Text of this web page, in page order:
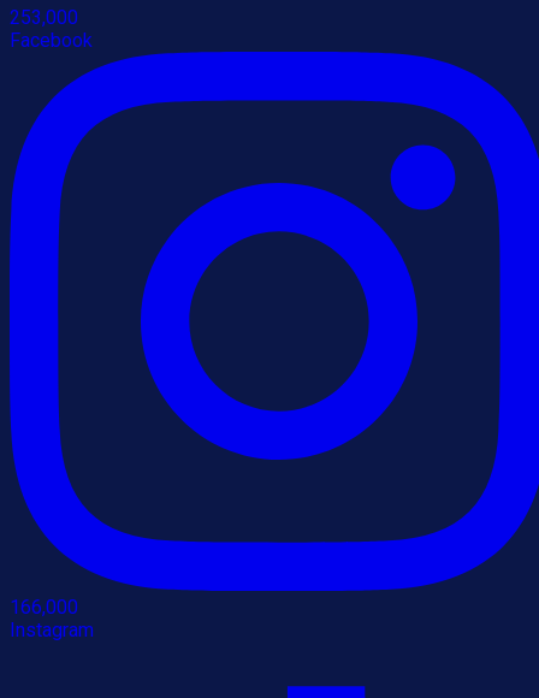
253,000
Facebook
166,000
Instagram